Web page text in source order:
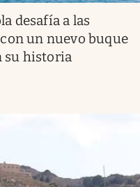
desafía a las
un nuevo buque
su historia